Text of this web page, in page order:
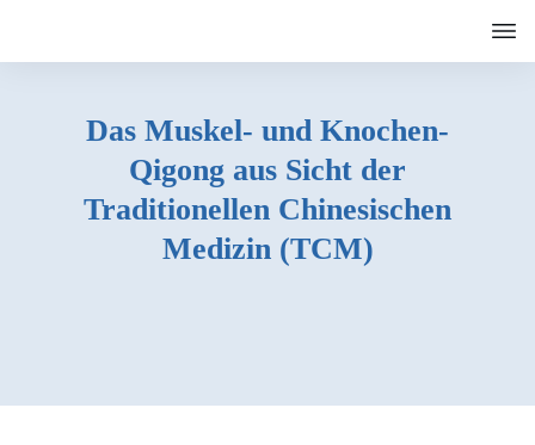
Das Muskel- und Knochen-
Qigong aus Sicht der
Traditionellen Chinesischen
Medizin (TCM)